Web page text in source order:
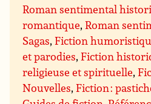
Roman sentimental
romantique,Roman
Sagas,Fiction
et parodies,Fiction
religieuse et spirituelle,
Nouvelles,Fiction :